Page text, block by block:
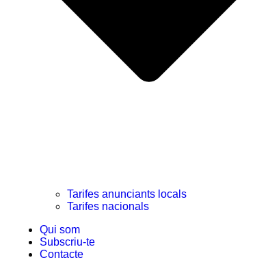
Tarifes anunciants locals
Tarifes nacionals
Qui som
Subscriu-te
Contacte